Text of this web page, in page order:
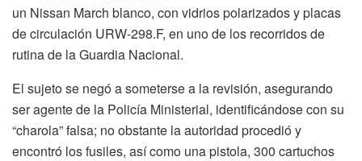
un Nissan March blanco, con vidrios polarizados y placas
de circulación URW-298.F, en uno de los recorridos de
rutina de la Guardia Nacional.
El sujeto se negó a someterse a la revisión, asegurando
ser agente de la Policía Ministerial, identificándose con su
“charola” falsa; no obstante la autoridad procedió y
encontró los fusiles, así como una pistola, 300 cartuchos